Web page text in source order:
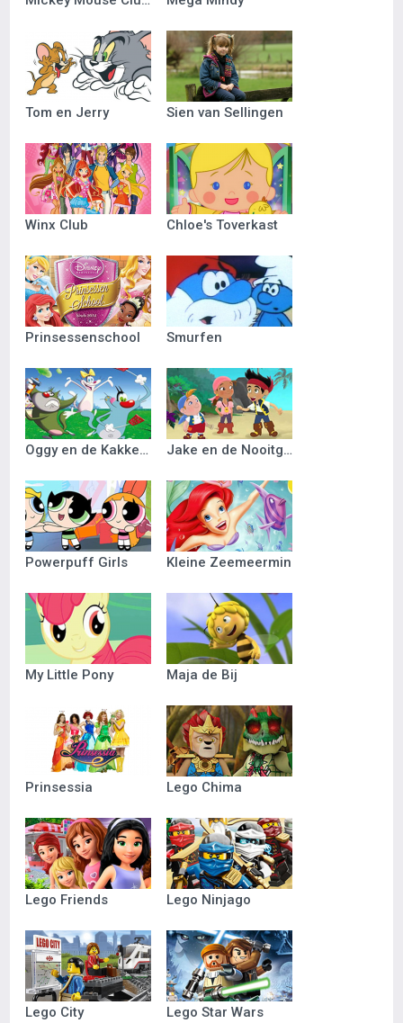
Tom en Jerry Sien van Sellingen
Winx Club Chloe's Toverkast
Prinsessenschool Smurfen
Oggy en de Kakkerlakken Jake en de Nooitgedacht Piraten
Powerpuff Girls Kleine Zeemeermin
My Little Pony Maja de Bij
Prinsessia Lego Chima
Lego Friends Lego Ninjago
Lego City Lego Star Wars